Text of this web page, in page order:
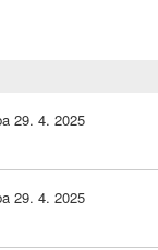
29. 4. 2025
29. 4. 2025